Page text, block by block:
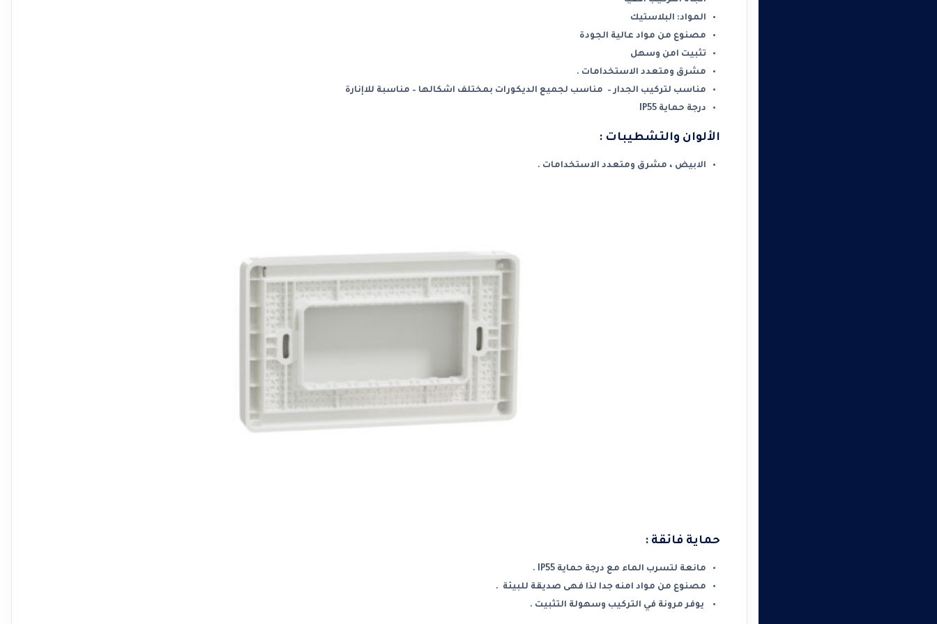
المواد: البلاستيك
مصنوع من مواد عالية الجودة
تثبيت امن وسهل
مشرق ومتعدد الاستخدامات .
مناسب لتركيب الجدار – مناسب لجميع الديكورات بمختلف اشكالها – مناسبة للاإنارة
درجة حماية IP55
الألوان والتشطيبات :
الابيض ، مشرق ومتعدد الاستخدامات .
حماية فائقة :
مانعة لتسرب الماء مع درجة حماية IP55 .
مصنوع من مواد امنه جدا لذا فهى صديقة للبيئة .
يوفر مرونة في التركيب وسهولة التثبيت .